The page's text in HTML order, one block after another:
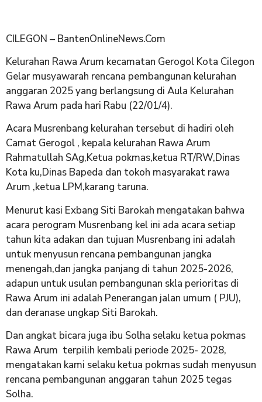
CILEGON – BantenOnlineNews.Com
Kelurahan Rawa Arum kecamatan Gerogol Kota Cilegon
Gelar musyawarah rencana pembangunan kelurahan
anggaran 2025 yang berlangsung di Aula Kelurahan
Rawa Arum pada hari Rabu (22/01/4).
Acara Musrenbang kelurahan tersebut di hadiri oleh
Camat Gerogol , kepala kelurahan Rawa Arum
Rahmatullah SAg,Ketua pokmas,ketua RT/RW,Dinas
Kota ku,Dinas Bapeda dan tokoh masyarakat rawa
Arum ,ketua LPM,karang taruna.
Menurut kasi Exbang Siti Barokah mengatakan bahwa
acara perogram Musrenbang kel ini ada acara setiap
tahun kita adakan dan tujuan Musrenbang ini adalah
untuk menyusun rencana pembangunan jangka
menengah,dan jangka panjang di tahun 2025-2026,
adapun untuk usulan pembangunan skla perioritas di
Rawa Arum ini adalah Penerangan jalan umum ( PJU),
dan deranase ungkap Siti Barokah.
Dan angkat bicara juga ibu Solha selaku ketua pokmas
Rawa Arum terpilih kembali periode 2025- 2028,
mengatakan kami selaku ketua pokmas sudah menyusun
rencana pembangunan anggaran tahun 2025 tegas
Solha.